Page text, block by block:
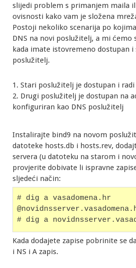
slijedi problem s primanjem maila
ovisnosti kako vam je složena
Postoji nekoliko scenarija po
DNS na novi poslužitelj, a mi ćemo
kada imate istovremeno dostupan i
poslužitelj.
1. Stari poslužitelj je dostupan i radi
2. Drugi poslužitelj je dostupan na
konfiguriran kao DNS poslužitelj
Instalirajte bind9 na novom
datoteke hosts.db i hosts.rev,
servera (u datoteku na starom i
provjerite dobivate li ispravne
sljedeći način:
# dig a vasadomena.hr
Kada dodajete zapise pobrinite se
i NS i A zapis.